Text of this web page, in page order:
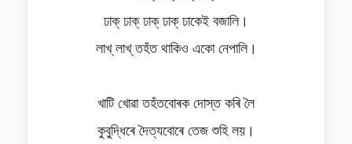
ঢাক্ ঢাক্ ঢাক্ ঢাক্ ঢাকেই বজালি।
লাখ্ লাখ্ তহঁত থাকিও একো নেপালি।
খাটি খোৱা তহঁতবোৰক দোস্ত কৰি লৈ
কুবু্দ্ধিৰে দৈত্যবোৰে তেজ শুহি লয়।